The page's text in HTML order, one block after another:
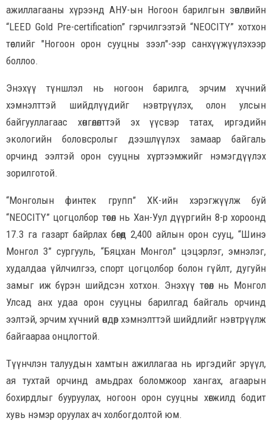
ажиллагааны хүрээнд АНУ-ын Ногоон барилгын зөвлөлийн
“LEED Gold Pre-certification” гэрчилгээтэй “NEOCITY” хотхон
төслийг "Ногоон орон сууцны зээл"-ээр санхүүжүүлэхээр
боллоо.
Энэхүү түншлэл нь ногоон барилга, эрчим хүчний
хэмнэлттэй шийдлүүдийг нэвтрүүлэх, олон улсын
байгууллагаас хөнгөлөлттэй эх үүсвэр татах, иргэдийн
экологийн боловсролыг дээшлүүлэх замаар байгаль
орчинд ээлтэй орон сууцны хүртээмжийг нэмэгдүүлэх
зорилготой.
“Монголын финтек групп” ХК-ийн хэрэгжүүлж буй
“NEOCITY” цогцолбор төсөл нь Хан-Уул дүүргийн 8-р хороонд
17.3 га газарт байрлах бөгөөд 2,400 айлын орон сууц, “Шинэ
Монгол 3” сургууль, “Бяцхан Монгол” цэцэрлэг, эмнэлэг,
худалдаа үйлчилгээ, спорт цогцолбор болон гүйлт, дугуйн
замыг иж бүрэн шийдсэн хотхон. Энэхүү төсөл нь Монгол
Улсад анх удаа орон сууцны барилгад байгаль орчинд
ээлтэй, эрчим хүчний өндөр хэмнэлттэй шийдлийг нэвтрүүлж
байгаараа онцлогтой.
Түүнчлэн талуудын хамтын ажиллагаа нь иргэдийг эрүүл,
ая тухтай орчинд амьдрах боломжоор хангах, агаарын
бохирдлыг бууруулах, ногоон орон сууцны хөгжилд бодит
хувь нэмэр оруулах ач холбогдолтой юм.